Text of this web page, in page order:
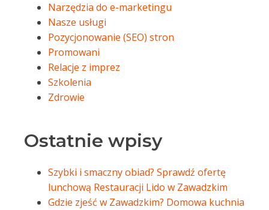
Narzędzia do e-marketingu
Nasze usługi
Pozycjonowanie (SEO) stron
Promowani
Relacje z imprez
Szkolenia
Zdrowie
Ostatnie wpisy
Szybki i smaczny obiad? Sprawdź ofertę
lunchową Restauracji Lido w Zawadzkim
Gdzie zjeść w Zawadzkim? Domowa kuchnia